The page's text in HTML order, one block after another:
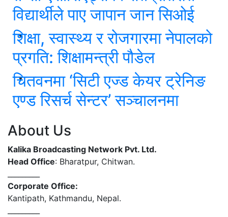
विद्यार्थीले पाए जापान जान सिओई
शिक्षा, स्वास्थ्य र रोजगारमा नेपालको
प्रगति: शिक्षामन्त्री पौडेल
चितवनमा ‘सिटी एज्ड केयर ट्रेनिङ
एण्ड रिसर्च सेन्टर’ सञ्चालनमा
About Us
Kalika Broadcasting Network Pvt. Ltd.
Head Office: Bharatpur, Chitwan.
Corporate Office:
Kantipath, Kathmandu, Nepal.